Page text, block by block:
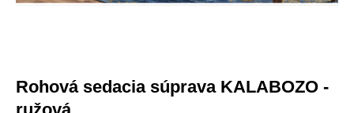
Odmítnout vše | Nastavenia súborov cookie